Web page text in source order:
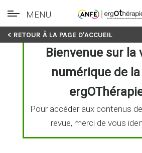
Skip
MENU
< RETOUR À LA PAGE D'ACCUEIL
Bienvenue sur la
numérique de
Pour accéder aux contenus
revue, merci de vous